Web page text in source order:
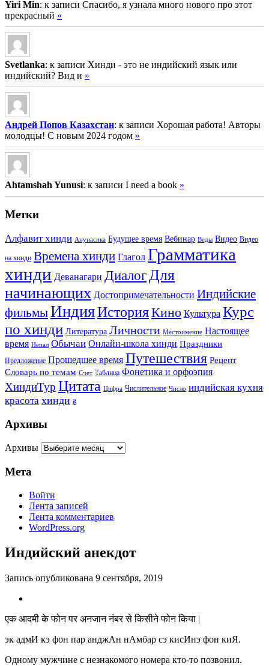
Yiri Min: к записи Спасибо, я узнала много нового про этот
прекрасный »
Svetlanka: к записи Хинди - это не индийский язык или
индийский? Вид и »
Андрей Попов Казахстан: к записи Хорошая работа! Авторы
молодцы! С новым 2024 годом »
Ahtamshah Yunusi: к записи I need a book »
Метки
Алфавит хинди Анунасика Будущее время Вебинар Веды Видео Видео
на хинди Времена хинди Глагол Грамматика
хинди Деванагари Диалог Для
начинающих Достопримечательности Индийские
фильмыИндияИсторияКино Культура Курс
по хинди Литература Личности Местоимение Настоящее
время Непал Обычаи Онлайн-школа хинди Праздники
Предложение Прошедшее время Путешествия Рецепт
Словарь по темам Счет Таблица Фонетика и орфоэпия
ХиндиТур Цитата Цифра Числительное Число индийская кухня
красота хинди ह
Архивы
Архивы
Мета
Войти
Лента записей
Лента комментариев
WordPress.org
Индийский анекдот
Запись опубликована 9 сентября, 2019
एक आदमी के फोन पर अनजान नंबर से किसीने फोन किया |
эк адмИ кэ фон пар анджАн нАмбар сэ кисИнэ фон киЯ.
Одному мужчине с незнакомого номера кто-то позвонил.